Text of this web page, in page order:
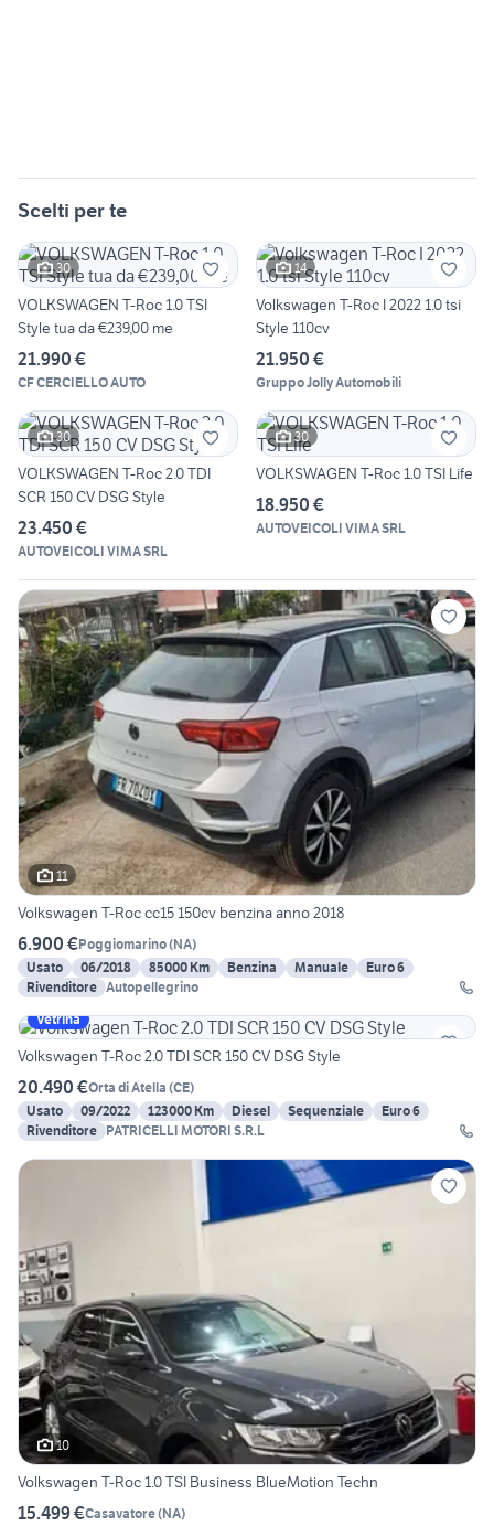
Scelti per te
30
VOLKSWAGEN T-Roc 1.0 TSI
Style tua da €239,00 me
21.990 €
CF CERCIELLO AUTO
14
Volkswagen T-Roc I 2022 1.0 tsi
Style 110cv
21.950 €
Gruppo Jolly Automobili
30
VOLKSWAGEN T-Roc 2.0 TDI
SCR 150 CV DSG Style
23.450 €
AUTOVEICOLI VIMA SRL
30
VOLKSWAGEN T-Roc 1.0 TSI Life
18.950 €
AUTOVEICOLI VIMA SRL
11
Volkswagen T-Roc cc15 150cv benzina anno 2018
6.900 €Poggiomarino(NA)
Usato
06/2018 85000 Km Benzina Manuale
Euro 6
Rivenditore Autopellegrino
Vetrina
Volkswagen T-Roc 2.0 TDI SCR 150 CV DSG Style
20.490 €Orta di Atella (CE)
Usato
09/2022 123000 Km Diesel Sequenziale
Euro 6
Rivenditore PATRICELLI MOTORI S.R.L
10
Volkswagen T-Roc 1.0 TSI Business BlueMotion Techn
15.499 €Casavatore(NA)